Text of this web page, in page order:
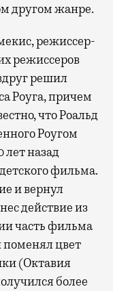
другом жанре.
режиссер-
режиссеров
решил
Роуга, причем
что Роальд
Роугом
лет назад
фильма.
и вернул
действие из
часть фильма
поменял цвет
(Октавия
более